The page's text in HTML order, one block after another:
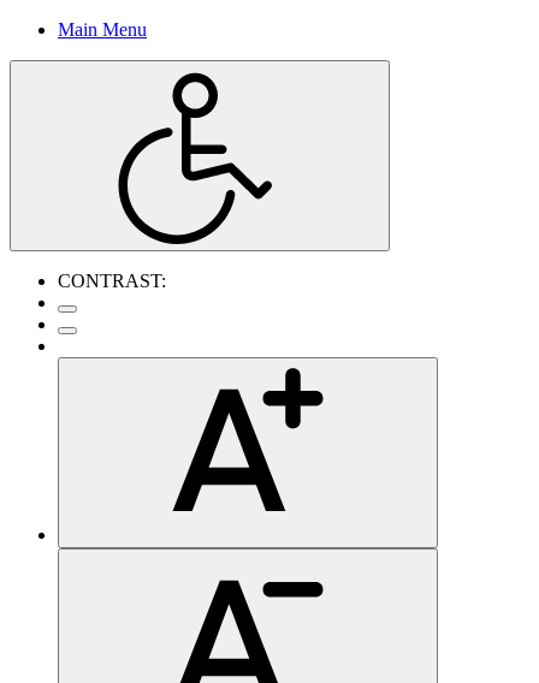
Main Menu
CONTRAST: